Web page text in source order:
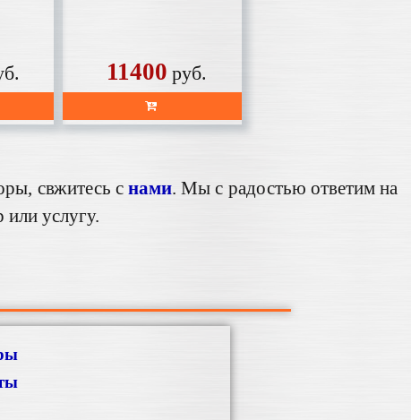
11400 руб.
свжитесь с нами. Мы с радостью ответим на
услугу.